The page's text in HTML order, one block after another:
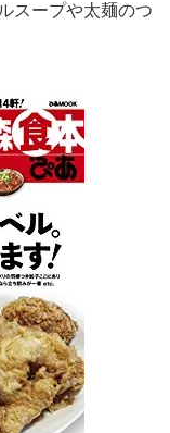
スープや太麺のつ